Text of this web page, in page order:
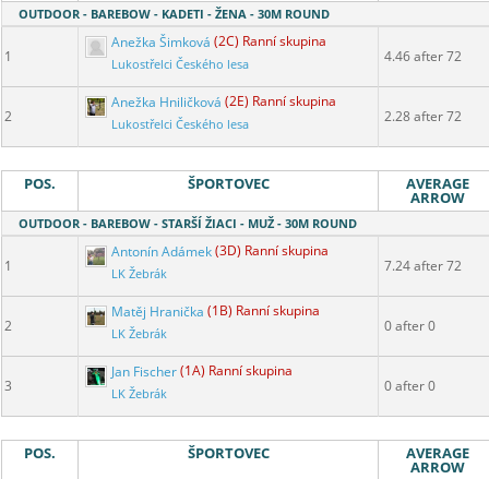
OUTDOOR - BAREBOW - KADETI - ŽENA - 30M ROUND
1
Anežka Šimková (2C) Ranní skupina
Lukostřelci Českého lesa 4.46 after 72
2
Anežka Hniličková (2E) Ranní skupina
Lukostřelci Českého lesa 2.28 after 72
POS. ŠPORTOVEC AVERAGE
ARROW
OUTDOOR - BAREBOW - STARŠÍ ŽIACI - MUŽ - 30M ROUND
1
Antonín Adámek(3D) Ranní skupina
LK Žebrák 7.24 after 72
2
Matěj Hranička (1B) Ranní skupina
LK Žebrák 0 after 0
3
Jan Fischer(1A) Ranní skupina
LK Žebrák 0 after 0
POS. ŠPORTOVEC AVERAGE
ARROW